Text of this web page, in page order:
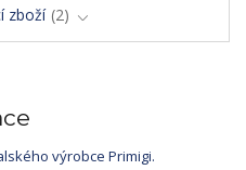
zboží 2
výrobce Primigi.